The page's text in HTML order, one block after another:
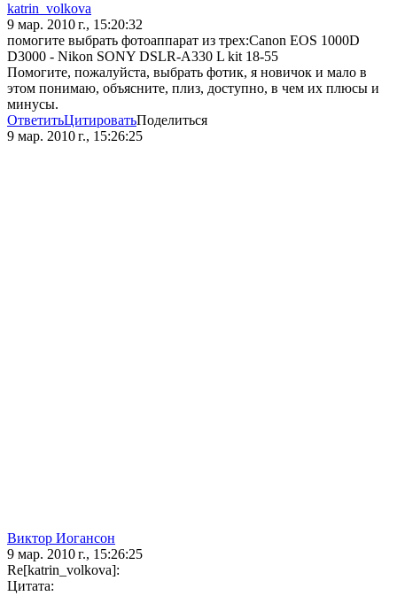
katrin_volkova
9 мар. 2010 г., 15:20:32
помогите выбрать фотоаппарат из трех:Canon EOS 1000D
D3000 - Nikon SONY DSLR-A330 L kit 18-55
Помогите, пожалуйста, выбрать фотик, я новичок и мало в
этом понимаю, объясните, плиз, доступно, в чем их плюсы и
минусы.
ОтветитьЦитироватьПоделиться
9 мар. 2010 г., 15:26:25
Виктор Иогансон
9 мар. 2010 г., 15:26:25
Re[katrin_volkova]:
Цитата: